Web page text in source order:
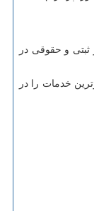
ثبتی و حقوقی در
به ثبت برساند ، این موسسه توانایی آن را داشته که بواسطه پشتوانه سوابق درخشان و قدمت 30 ساله خود برترین خدمات را در